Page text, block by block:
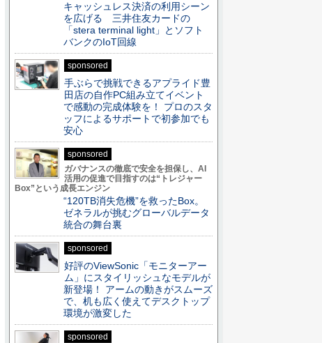
キャッシュレス決済の利用シーン
を広げる 三井住友カードの
「stera terminal light」とソフト
バンクのIoT回線
sponsored
手ぶらで挑戦できるアプライド豊
田店の自作PC組み立てイベント
で感動の完成体験を！ プロのスタ
ッフによるサポートで初参加でも
安心
sponsored
ガバナンスの徹底で安全を担保し、AI
活用の促進で目指すのは“トレジャー
Box”という成長エンジン
“120TB消失危機”を救ったBox。
ゼネラルが挑むグローバルデータ
統合の舞台裏
sponsored
好評のViewSonic「モニターアー
ム」にスタイリッシュなモデルが
新登場！ アームの動きがスムーズ
で、机も広く使えてデスクトップ
環境が激変した
sponsored